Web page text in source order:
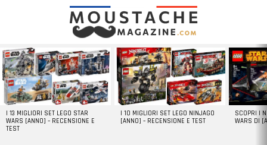
LATEST
STORIES
I 13 MIGLIORI SET LEGO STAR
WARS [ANNO] – RECENSIONE E
TEST
I 10 MIGLIORI SET LEGO NINJAGO
[ANNO] – RECENSIONE E TEST
SCOPRI I
WARS DI